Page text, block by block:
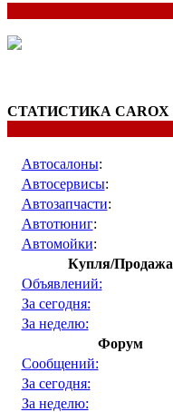
СТАТИСТИКА CAROX
Автосалоны:
Автосервисы:
Автозапчасти:
Автотюниг:
Автомойки:
Купля/Продажа
Объявлений:
За сегодня:
За неделю:
Форум
Сообщений:
За сегодня:
За неделю: